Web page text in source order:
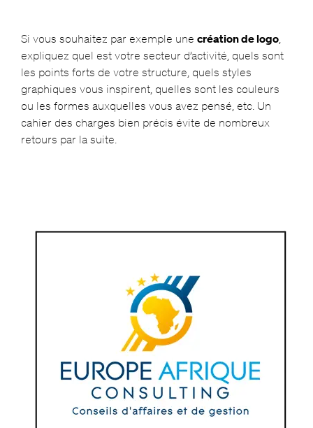
Si vous souhaitez par exemple une création de logo,
expliquez quel est votre secteur d’activité, quels sont
les points forts de votre structure, quels styles
graphiques vous inspirent, quelles sont les couleurs
ou les formes auxquelles vous avez pensé, etc. Un
cahier des charges bien précis évite de nombreux
retours par la suite.